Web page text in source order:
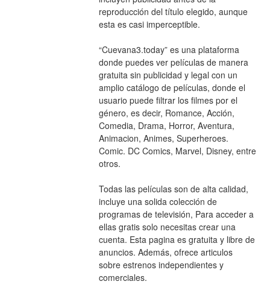
reproducción del título elegido, aunque
esta es casi imperceptible.
“Cuevana3.today” es una plataforma
donde puedes ver películas de manera
gratuita sin publicidad y legal con un
amplio catálogo de películas, donde el
usuario puede filtrar los filmes por el
género, es decir, Romance, Acción,
Comedia, Drama, Horror, Aventura,
Animacion, Animes, Superheroes.
Comic. DC Comics, Marvel, Disney, entre
otros.
Todas las películas son de alta calidad,
incluye una solida colección de
programas de televisión, Para acceder a
ellas gratis solo necesitas crear una
cuenta. Esta pagina es gratuita y libre de
anuncios. Además, ofrece articulos
sobre estrenos independientes y
comerciales.